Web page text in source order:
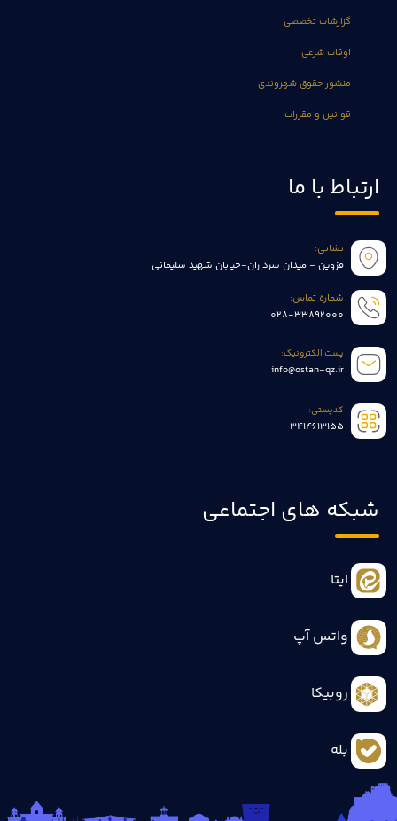
گزارشات تخصصی
اوقات شرعی
منشور حقوق شهروندی
قوانین و مقررات
ارتباط با ما
نشانی:
قزوین - میدان سرداران-خیابان شهید سلیمانی
شماره تماس:
028-33892000
پست الکترونیک:
info@ostan-qz.ir
کدپستی:
3414613155
شبکه های اجتماعی
ایتا
واتس آپ
روبیکا
بله